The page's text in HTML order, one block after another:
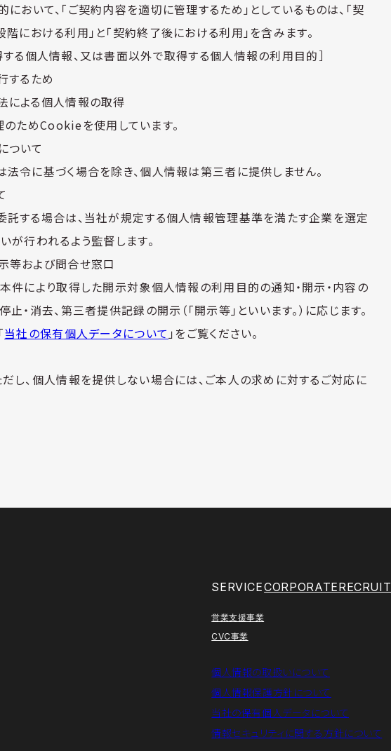
おいて、「ご契約内容を適切に管理するため」としているものは、「契
における利用」と「契約終了後における利用」を含みます。
する個人情報、又は書面以外で取得する個人情報の利用目的］
するため
による個人情報の取得
のためCookieを使用しています。
ついて
令に基づく場合を除き、個人情報は第三者に提供しません。
する場合は、当社が規定する個人情報管理基準を満たす企業を選定
が行われるよう監督します。
等および問合せ窓口
件により取得した開示対象個人情報の利用目的の通知・開示・内容の
・消去、第三者提供記録の開示（「開示等」といいます。）に応じます。
当社の保有個人データについて 」をご覧ください。
し、個人情報を提供しない場合には、ご本人の求めに対するご対応に
SERVICE
営業支援事業
CVC事業
CORPORATERECRUIT
個人情報の取扱いについて
個人情報保護方針について
当社の保有個人データについて
情報セキュリティに関する方針について